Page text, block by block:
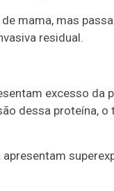
mama, mas
residual.
excesso da
dessa proteína,